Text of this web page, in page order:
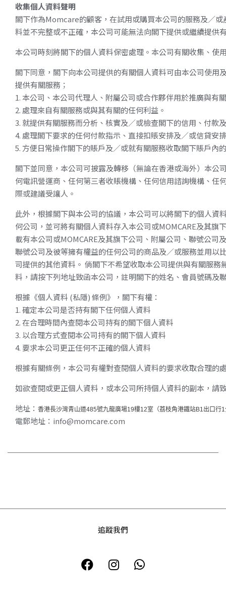
收集個人資料聲明
閣下作為Momcare的顧客，在試用或購買本公司的服務及／
料並不完整或不正確，本公司可能無法向閣下提供或繼續提供
本公司時刻將閣下的個人資料保密處理。本公司有關收集、
閣下同意，閣下向本公司提供的有關個人資料可由本公司使
提供有關服務；
1. 本公司、本公司代理人、附屬公司或合作夥伴用於推廣與
2. 處理來自有關服務或與其有關的任何利益。
3. 就提供有關服務而分析、核實及／或檢查閣下的信用、付款
4. 處理閣下要求的任何付款指示、直接扣賬安排及／或信貸安排
5. 方便日常操作閣下的賬戶及／或就有關服務收取閣下賬戶內
閣下並同意，本公司可披露及轉移（無論在香港或海外）本
何電訊營運商、任何第三者收賬機構、任何信用諮詢機構、
際或建議受讓人。
此外，根據閣下與本公司的協議，本公司可以將閣下的個人資
何公司，並可將有關個人資料存入本公司或MOMCARE及其
載有本公司或MOMCARE及其旗下公司、附屬公司、聯號公
聯號公司及彼等擁有權益的任何公司的商品及／或服務並用以
司提供的其他資料。 倘閣下不希望收取本公司提供與有關服務
料，請按下列地址致函本公司，註明閣下的姓名、會員號碼及
根據《個人資料 (私隱)條例》，閣下有權：
1. 確定本公司是否持有閣下任何個人資料
2. 在合理時間內查閱本公司持有的閣下個人資料
3. 以合理方式查閱本公司持有的閣下個人資料
4. 要求本公司更正任何不正確的個人資料
根據有關條例，本公司有權對查閱個人資料的要求收取合理的
如欲查閱或更正個人資料，或本公司所持個人資料的副本，請
地址： 香港長沙灣青山道485號九龍廣場19樓12室（荔枝角港鐵站B1出口行
電郵地址：info@momcare.com
追蹤我們